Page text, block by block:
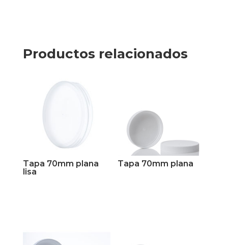
Productos relacionados
Tapa 70mm plana
lisa
Tapa 70mm plana